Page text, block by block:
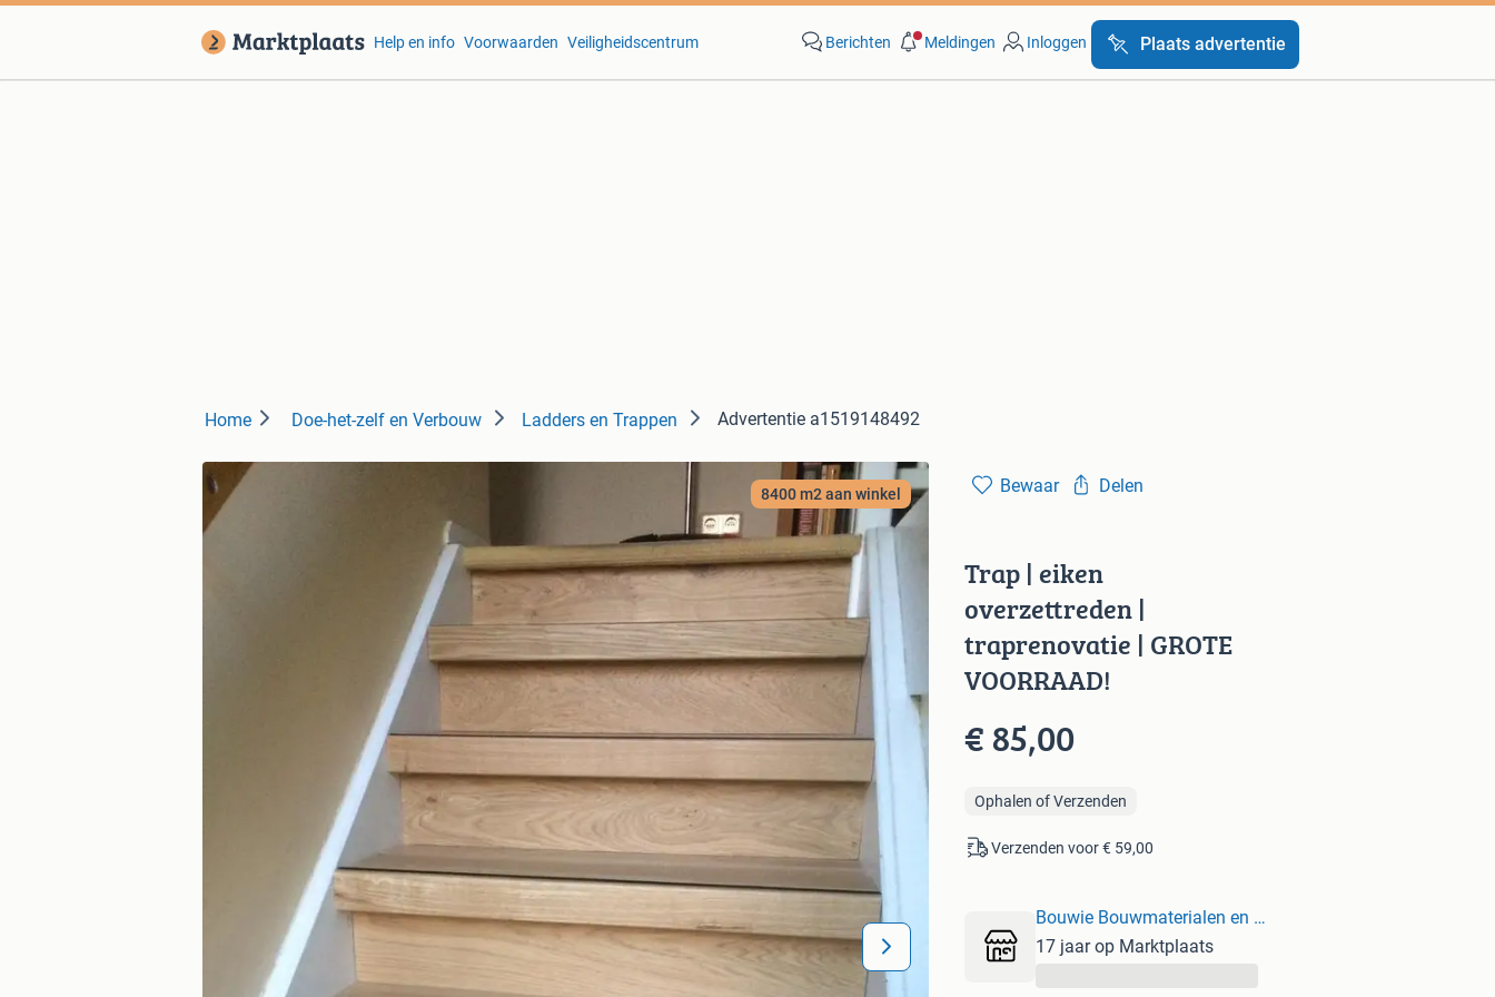
Help en info Voorwaarden Veiligheidscentrum Berichten Meldingen Inloggen Plaats advertentie
Home Doe-het-zelf en Verbouw Ladders en Trappen Advertentie a1519148492
8400 m2 aan winkel Bewaar Delen
Trap | eiken
overzettreden |
traprenovatie | GROTE
VOORRAAD!
€ 85,00
Ophalen of Verzenden
Verzenden voor € 59,00
Bouwie Bouwmaterialen en Wonen
17 jaar op Marktplaats